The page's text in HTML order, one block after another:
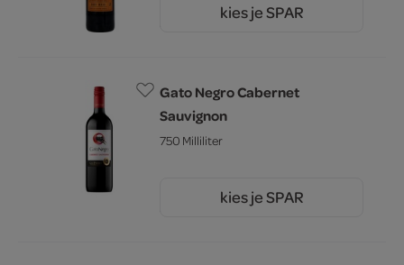
kies je SPAR
Gato Negro Cabernet
Sauvignon
750 Milliliter
kies je SPAR